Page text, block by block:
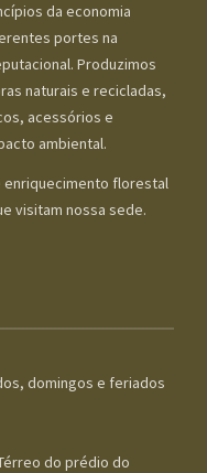
da economia
portes na
Produzimos
naturais e recicladas,
acessórios e
ambiental.
enriquecimento florestal
visitam nossa sede.
domingos e feriados
do prédio do